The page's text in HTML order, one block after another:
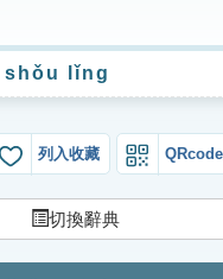
shǒu lǐng
列入收藏
切換辭典